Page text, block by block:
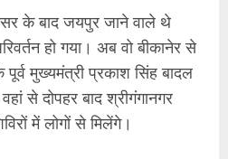
के बाद जयपुर जाने वाले थे
हो गया। अब वो बीकानेर से
मुख्यमंत्री प्रकाश सिंह बादल
से दोपहर बाद श्रीगंगानगर
में लोगों से मिलेंगे।